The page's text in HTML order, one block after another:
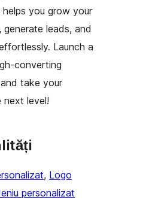
you grow your
leads, and
Launch a
converting
take your
next level!
, Logo
personalizat